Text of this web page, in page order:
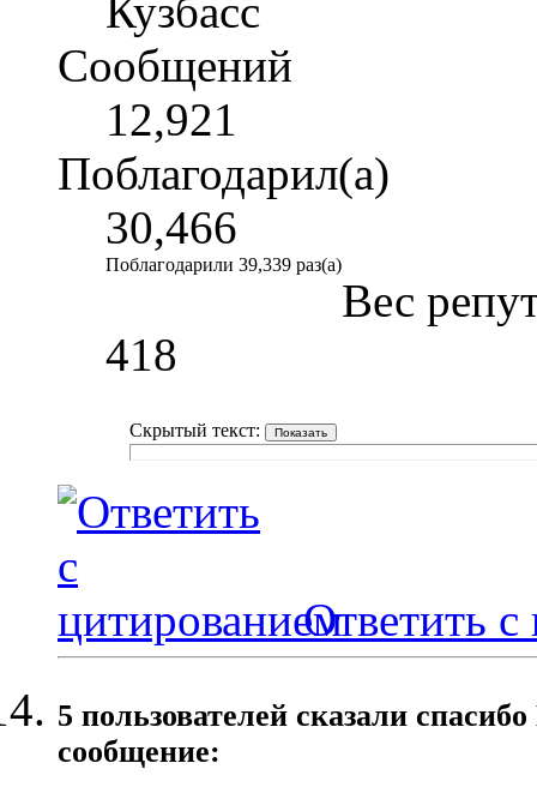
Кузбасс
Сообщений
12,921
Поблагодарил(а)
30,466
Поблагодарили 39,339 раз(а)
Вес
418
Скрытый текст:
Ответить с
5 пользователей сказали
сообщение: